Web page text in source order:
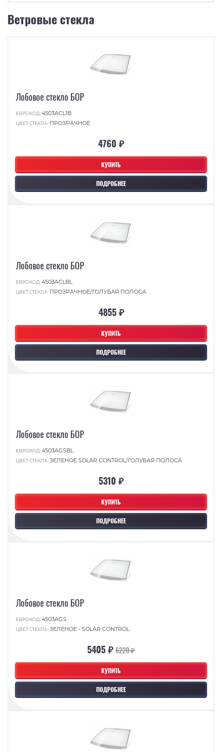
Ветровые стекла
КУПИТЬ
ПОДРОБНЕЕ
Лобовое стекло БОР
ЕВРОКОД:4503ACL1B
ЦВЕТ СТЕКЛА: ПРОЗРАЧНОЕ
4760 ₽
КУПИТЬ
ПОДРОБНЕЕ
Лобовое стекло БОР
ЕВРОКОД:4503ACLBL
ЦВЕТ СТЕКЛА: ПРОЗРАЧНОЕ/ГОЛУБАЯ ПОЛОСА
4855 ₽
КУПИТЬ
ПОДРОБНЕЕ
Лобовое стекло БОР
ЕВРОКОД:4503AGSBL
ЦВЕТ СТЕКЛА:ЗЕЛЕНОЕ SOLAR CONTROL/ГОЛУБАЯ ПОЛОСА
5310 ₽
КУПИТЬ
ПОДРОБНЕЕ
Лобовое стекло БОР
ЕВРОКОД:4503AGS
ЦВЕТ СТЕКЛА:ЗЕЛЕНОЕ - SOLAR CONTROL
5405 ₽6220 ₽